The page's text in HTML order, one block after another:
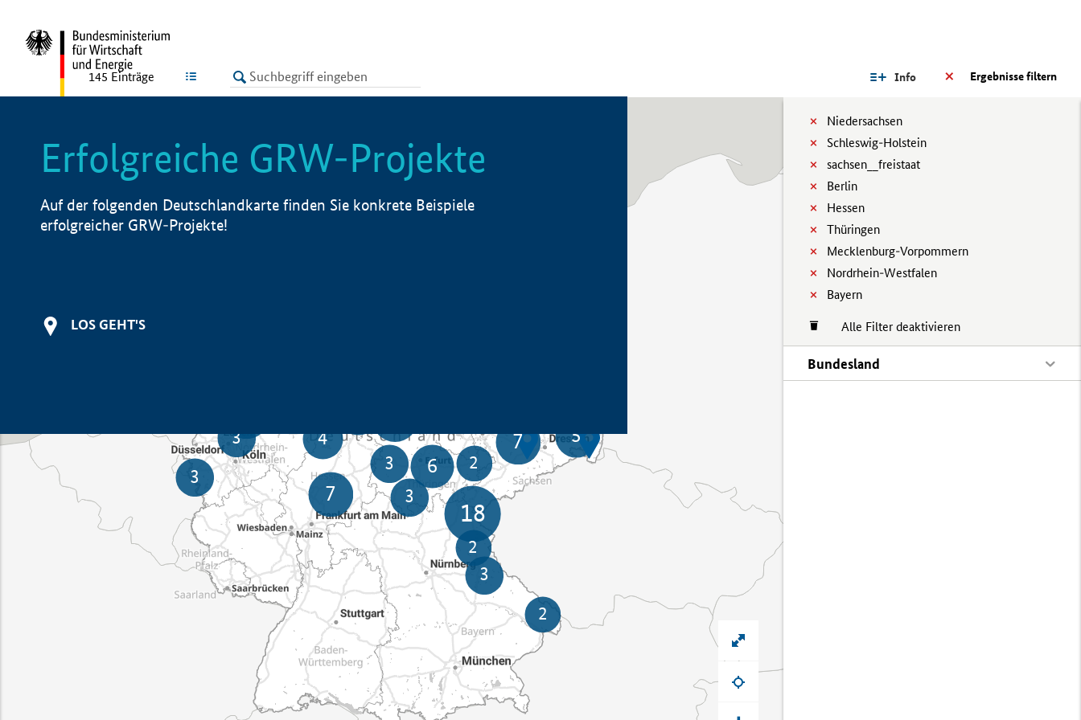
LISTE Ergebnisse filtern
Info
Niedersachsen
Schleswig-Holstein
sachsen__freistaat
Berlin
Hessen
Thüringen
Mecklenburg-Vorpommern
Nordrhein-Westfalen
Bayern
Alle Filter deaktivieren
Bundesland
145 Einträge
Erfolgreiche GRW-Projekte
Auf der folgenden Deutschlandkarte finden Sie konkrete Beispiele
erfolgreicher GRW-Projekte!
LOS GEHT'S